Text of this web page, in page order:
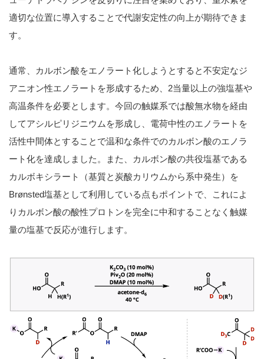
適切な位置に導入することで代謝安定性の向上が期待できま
す。
通常、カルボン酸をエノラート化しようとすると不安定なジ
アニオン性エノラートを形成するため、2当量以上の強塩基や
高温条件を必要とします。今回の触媒系では酸無水物を経由
してアシルピリジニウムを形成し、電荷中性のエノラートを
活性中間体とすることで温和な条件でのカルボン酸のエノラ
ート化を達成しました。また、カルボン酸の共役塩基である
カルボキシラート（基質と炭酸カリウムから系中発生）を
Brønsted塩基として利用している点もポイントで、これによ
りカルボン酸の酸性プロトンを完全に中和することなく触媒
量の塩基で反応が進行します。